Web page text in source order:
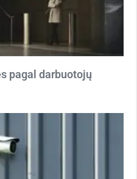
pagal darbuotojų